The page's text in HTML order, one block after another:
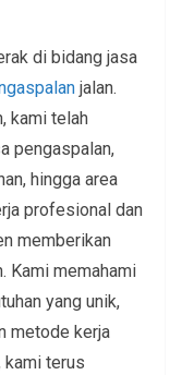
di bidang jasa
jalan.
kami telah
pengaspalan,
hingga area
profesional dan
memberikan
Kami memahami
yang unik,
metode kerja
kami terus